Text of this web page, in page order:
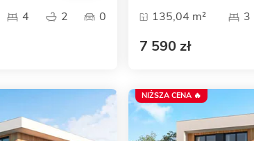
4 2 0 135,04 m² 3
7 590 zł
NIŻSZA CENA 🔥